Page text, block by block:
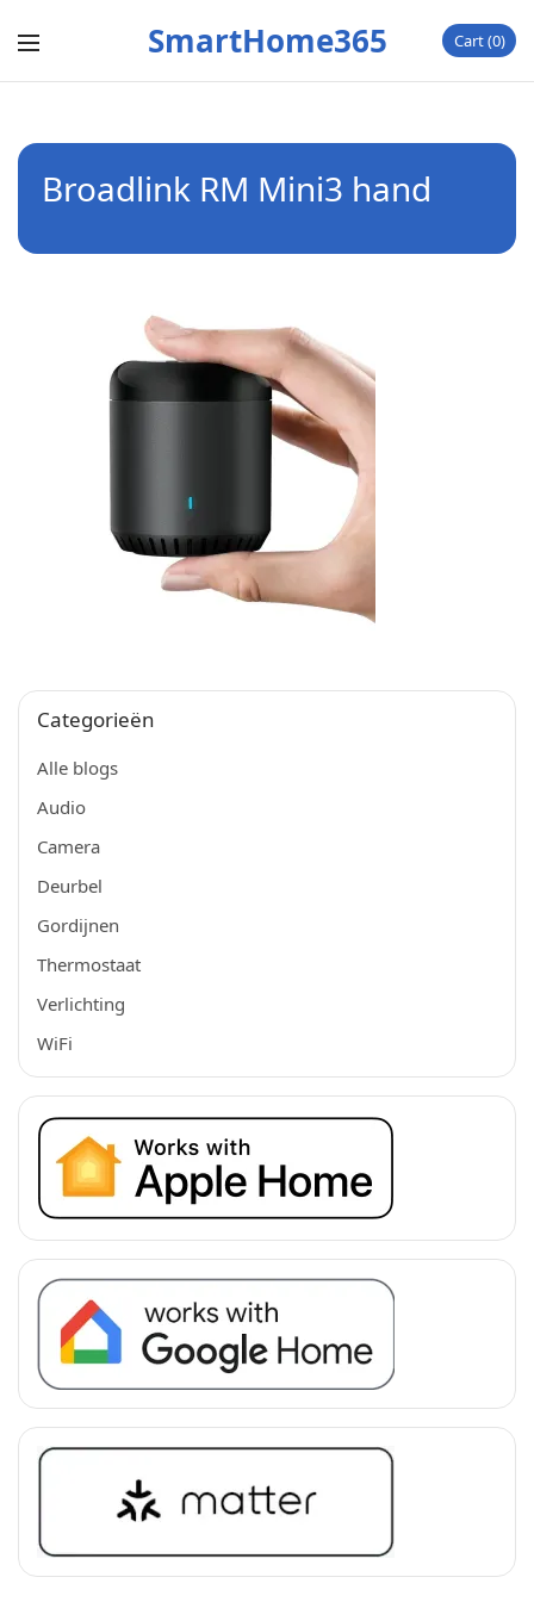
SmartHome365 Cart 0
Broadlink RM Mini3 hand
Categorieën
Alle blogs
Audio
Camera
Deurbel
Gordijnen
Thermostaat
Verlichting
WiFi